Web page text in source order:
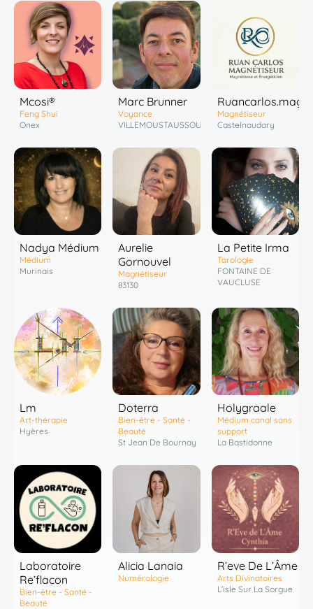
Mcosi®
Feng Shui
Onex
Marc Brunner
Voyance
VILLEMOUSTAUSSOU
Magnétiseur
Castelnaudary
Nadya Médium
Médium
Murinais
Aurelie
Gornouvel
Magnétiseur
83130
La Petite Irma
Tarologie
FONTAINE DE
VAUCLUSE
Lm
Art-thérapie
Hyères
Doterra
Bien-être - Santé -
Beauté
St Jean De Bournay
Holygraale
Médium canal sans
support
La Bastidonne
Laboratoire
Re’flacon
Bien-être - Santé -
Beauté
Alicia Lanaia
Numérologie
R’eve De L’Âme
Arts Divinatoires
L’isle Sur La Sorgue